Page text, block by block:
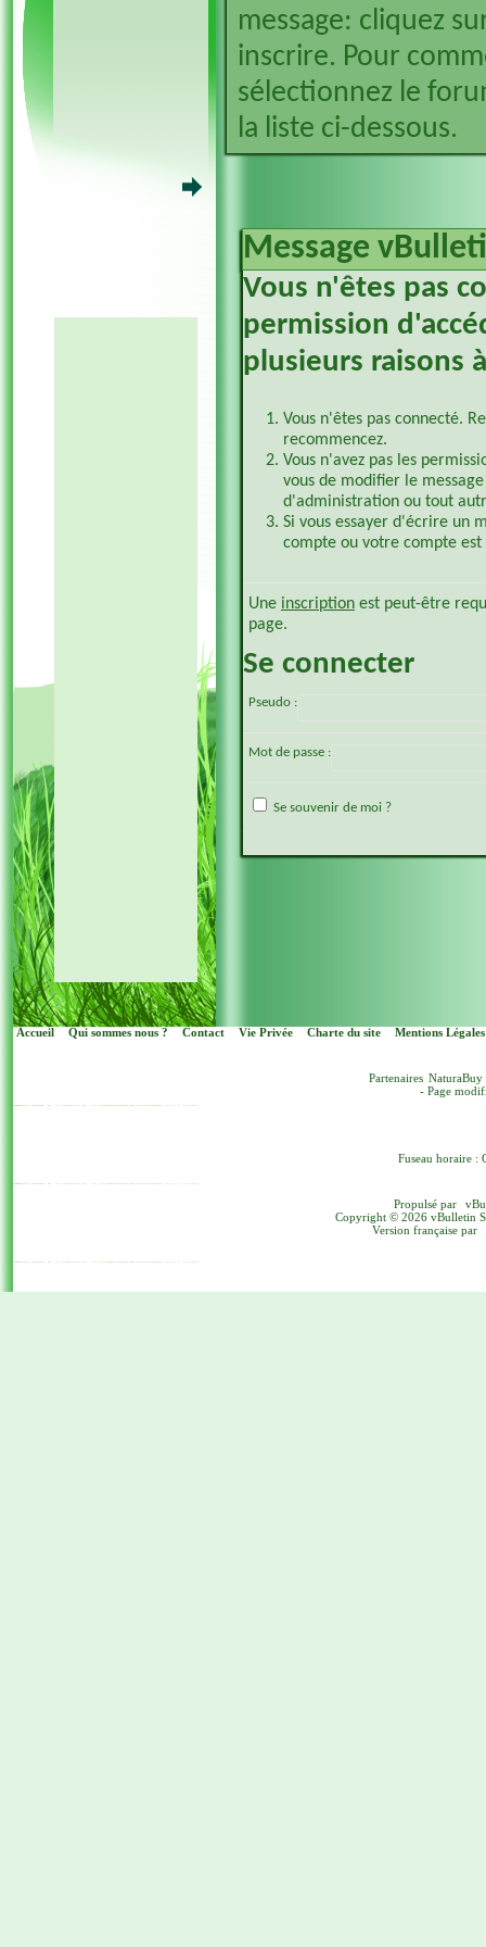
message: cliquez
inscrire. Pour
sélectionnez le
la liste ci-dessous.
Message
Vous n'êtes pas
permission
plusieurs raisons
Vous n'êtes pas connecté.
recommencez.
Vous n'avez pas les
vous de modifier le
d'administration ou tout
Si vous essayer d'écrire un
compte ou votre compte
Une inscription est peut-être
page.
Se connecter
Pseudo :
Mot de passe :
Se souvenir de moi ?
Accueil Qui sommes nous ? Contact Vie Privée Charte du site Mentions Légales
Partenaires NaturaBuy
- Page
Fuseau horaire :
Propulsé par
Copyright © 2026 vBulletin
Version française par